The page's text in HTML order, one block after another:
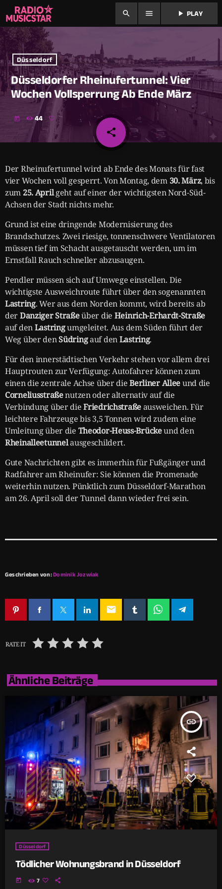
search menu play_arrow PLAY
Düsseldorf
Düsseldorfer Rheinufertunnel: Vier
Wochen Vollsperrung Ab Ende März
today 44
share
email
Der Rheinufertunnel wird ab Ende des Monats für fast
vier Wochen voll gesperrt. Von Montag, dem 30. März, bis
zum 25. Aprilgeht auf einer der wichtigsten Nord-Süd-
Achsen der Stadt nichts mehr.
Grund ist eine dringende Modernisierung des
Brandschutzes. Zwei riesige, tonnenschwere Ventilatoren
müssen tief im Schacht ausgetauscht werden, um im
Ernstfall Rauch schneller abzusaugen.
Pendler müssen sich auf Umwege einstellen. Die
wichtigste Ausweichroute führt über den sogenannten
Lastring. Wer aus dem Norden kommt, wird bereits ab
derDanziger Straßeüber die Heinrich-Erhardt-Straße
auf denLastringumgeleitet. Aus dem Süden führt der
Weg über denSüdringauf denLastring.
Für den innerstädtischen Verkehr stehen vor allem drei
Hauptrouten zur Verfügung: Autofahrer können zum
einen die zentrale Achse über dieBerliner Alleeund die
Corneliusstraßenutzen oder alternativ auf die
Verbindung über dieFriedrichstraßeausweichen. Für
leichtere Fahrzeuge bis 3,5 Tonnen wird zudem eine
Umleitung über die Theodor-Heuss-Brückeund den
Rheinalleetunnelausgeschildert.
Gute Nachrichten gibt es immerhin für Fußgänger und
Radfahrer am Rheinufer: Sie können die Promenade
weiterhin nutzen. Pünktlich zum Düsseldorf-Marathon
am 26. April soll der Tunnel dann wieder frei sein.
Geschrieben von:Dominik Jozwiak
email
RATE IT
Ähnliche Beiträge
insert_link
Düsseldorf
Tödlicher Wohnungsbrand in Düsseldorf
today 7